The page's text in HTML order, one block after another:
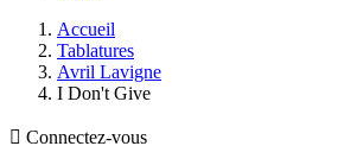
Accueil
Tablatures
Avril Lavigne
I Don't Give
 Connectez-vous